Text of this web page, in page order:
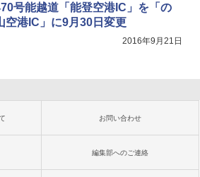
号能越道「能登空港IC」を「の
空港IC」に9月30日変更
2016年9月21日
お問い合わせ
編集部へのご連絡